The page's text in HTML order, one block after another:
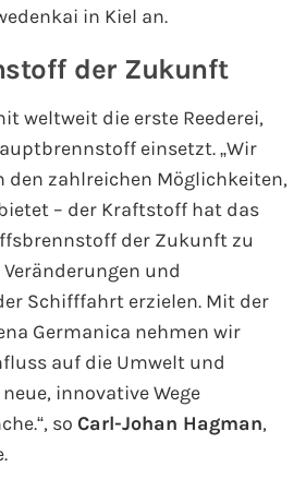
in Kiel an.
der Zukunft
weltweit die erste Reederei,
einsetzt. „Wir
den zahlreichen Möglichkeiten,
– der Kraftstoff hat das
der Zukunft zu
und
Schifffahrt erzielen. Mit der
Germanica nehmen wir
auf die Umwelt und
innovative Wege
so Carl-Johan Hagman,